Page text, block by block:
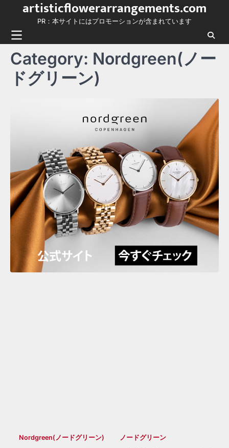
content
artisticflowerarrangements.com
PR：本サイトにはプロモーションが含まれています
Category: Nordgreen(ノー
ドグリーン)
Nordgreen(ノードグリーン) ノードグリーン